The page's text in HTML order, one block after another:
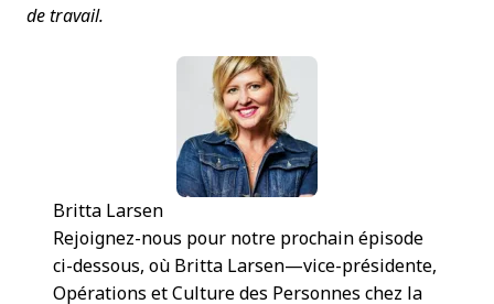
de travail.
Britta Larsen
Rejoignez-nous pour notre prochain épisode
ci-dessous, où Britta Larsen—vice-présidente,
Opérations et Culture des Personnes chez la